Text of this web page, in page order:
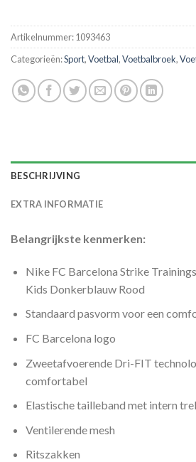
Artikelnummer:1093463
Categorieën:Sport,Voetbal,Voetbalbroek,
BESCHRIJVING
EXTRA INFORMATIE
Belangrijkste kenmerken:
Nike FC Barcelona Strike
Kids Donkerblauw Rood
Standaard pasvorm voor een
FC Barcelona logo
Zweetafvoerende Dri-FIT
comfortabel
Elastische tailleband met intern
Ventilerende mesh
Ritszakken